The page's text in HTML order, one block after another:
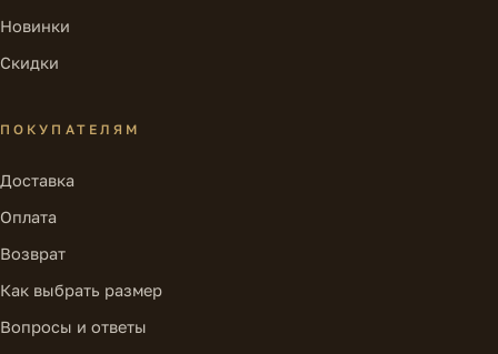
Новинки
Скидки
ПОКУПАТЕЛЯМ
Доставка
Оплата
Возврат
Как выбрать размер
Вопросы и ответы